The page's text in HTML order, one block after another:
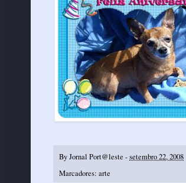
ByJornal Port@leste -setembro 22, 2008
Marcadores: arte